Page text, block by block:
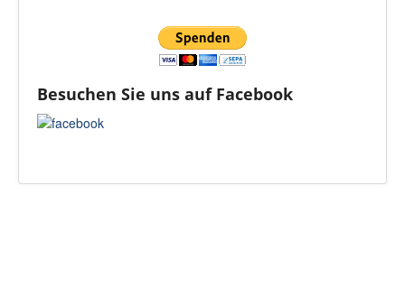
Besuchen Sie uns auf Facebook